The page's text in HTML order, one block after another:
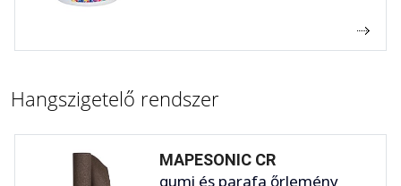
Hangszigetelő rendszer
MAPESONIC CR
gumi és parafa őrlemény